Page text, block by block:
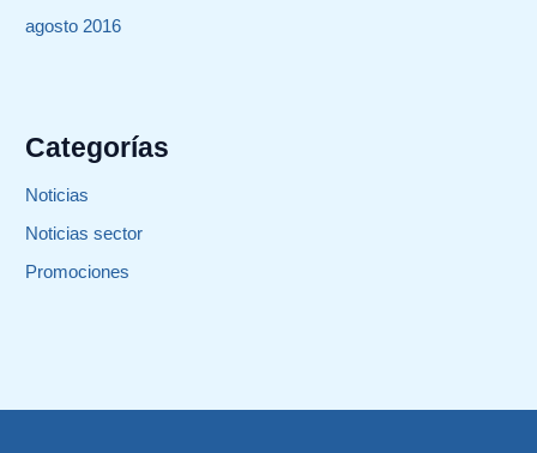
agosto 2016
Categorías
Noticias
Noticias sector
Promociones